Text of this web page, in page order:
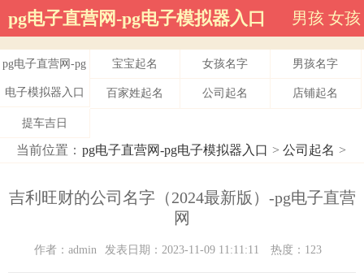
pg电子直营网-pg电子模拟器入口 男孩 女孩
pg电子直营网-pg
电子模拟器入口
宝宝起名 女孩名字 男孩名字
百家姓起名 公司起名 店铺起名
提车吉日
当前位置： pg电子直营网-pg电子模拟器入口 > 公司起名 >
吉利旺财的公司名字（2024最新版）-pg电子直营
网
作者：admin 发表日期：2023-11-09 11:11:11 热度：123